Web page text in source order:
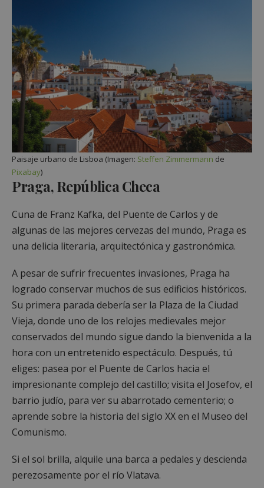
Paisaje urbano de Lisboa (Imagen: Steffen Zimmermann de
Pixabay)
Praga, República Checa
Cuna de Franz Kafka, del Puente de Carlos y de
algunas de las mejores cervezas del mundo, Praga es
una delicia literaria, arquitectónica y gastronómica.
A pesar de sufrir frecuentes invasiones, Praga ha
logrado conservar muchos de sus edificios históricos.
Su primera parada debería ser la Plaza de la Ciudad
Vieja, donde uno de los relojes medievales mejor
conservados del mundo sigue dando la bienvenida a la
hora con un entretenido espectáculo. Después, tú
eliges: pasea por el Puente de Carlos hacia el
impresionante complejo del castillo; visita el Josefov, el
barrio judío, para ver su abarrotado cementerio; o
aprende sobre la historia del siglo XX en el Museo del
Comunismo.
Si el sol brilla, alquile una barca a pedales y descienda
perezosamente por el río Vlatava.